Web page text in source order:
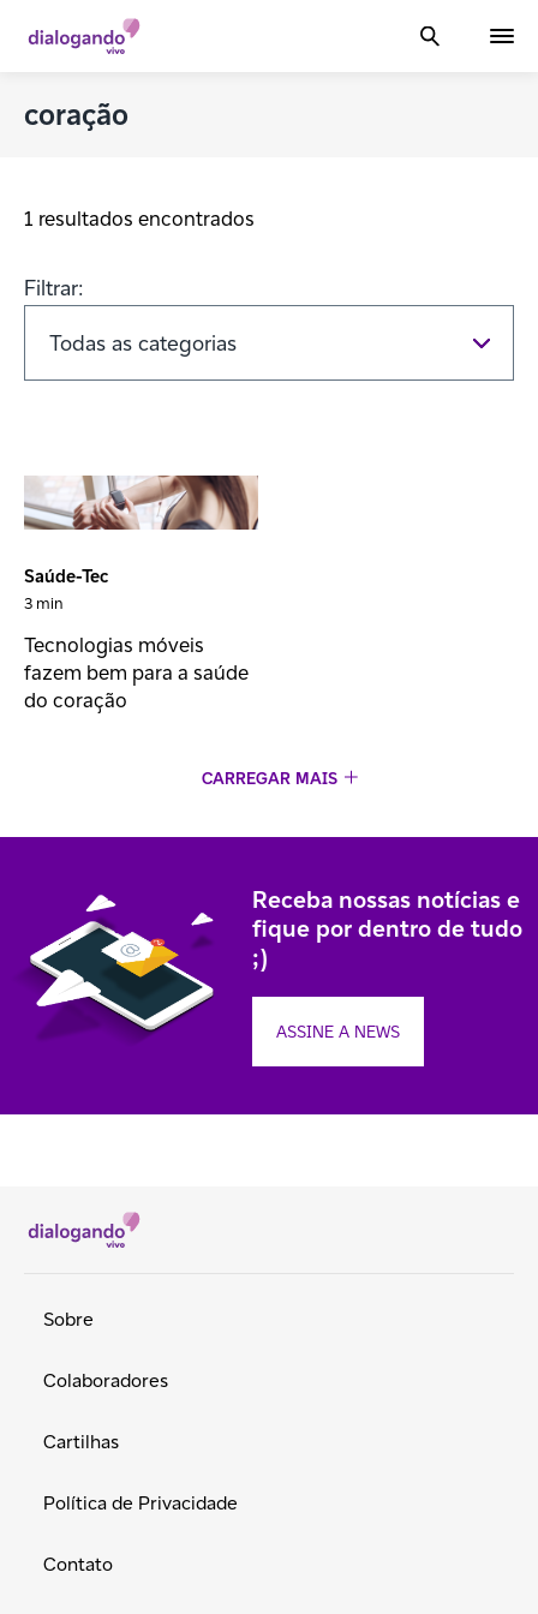
coração
1 resultados encontrados
Filtrar:
Saúde-Tec
3 min
Tecnologias móveis
fazem bem para a saúde
do coração
CARREGAR MAIS
Receba nossas notícias e
fique por dentro de tudo
;)
ASSINE A NEWS
Sobre
Colaboradores
Cartilhas
Política de Privacidade
Contato